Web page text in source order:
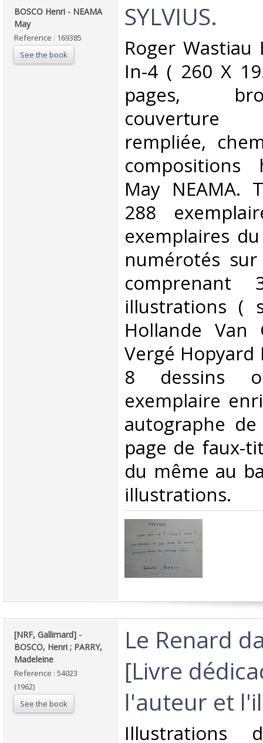
‎BOSCO Henri - NEAMA
May‎
Reference : 169385
See the book
‎SYLVIUS.‎
‎Roger Wastiau
In-4 ( 260 X
pages,
rempliée,
compositions
May NEAMA.
288
exemplaires
numérotés
illustrations (
Hollande
Vergé
8 dessins
exemplaire
autographe de
page de faux-
du même au
illustrations.‎
‎[NRF, Gallimard] - ‎
‎BOSCO, Henri ; PARRY,
Madeleine‎
Reference : 54023
(1962)
See the book
‎Le Renard
[Livre
l'auteur et
‎Illustrations